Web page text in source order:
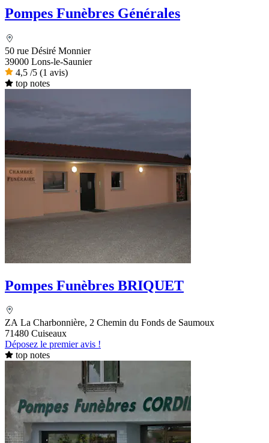
Pompes Funèbres Générales
50 rue Désiré Monnier
39000 Lons-le-Saunier
4,5 /5 (1 avis)
top notes
Pompes Funèbres BRIQUET
ZA La Charbonnière, 2 Chemin du Fonds de Saumoux
71480 Cuiseaux
Déposez le premier avis !
top notes